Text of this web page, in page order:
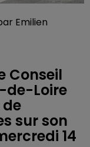
Emilien
Conseil
de-Loire
sur son
14